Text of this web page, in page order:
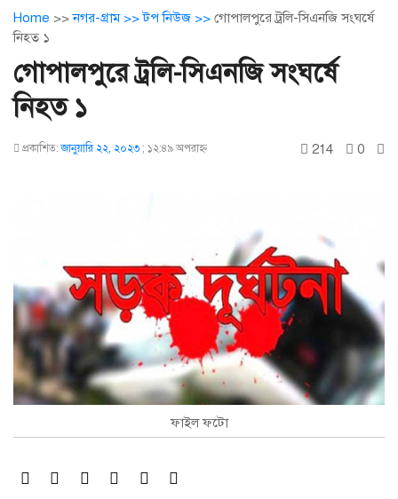
Home >>নগর-গ্রাম >>টপ নিউজ >> গোপালপুরে ট্রলি-সিএনজি সংঘর্ষে
নিহত ১
গোপালপুরে ট্রলি-সিএনজি সংঘর্ষে
নিহত ১
প্রকাশিত:জানুয়ারি ২২, ২০২৩ ; ১২:৪৯ অপরাহ্ণ 214 0
ফাইল ফটো